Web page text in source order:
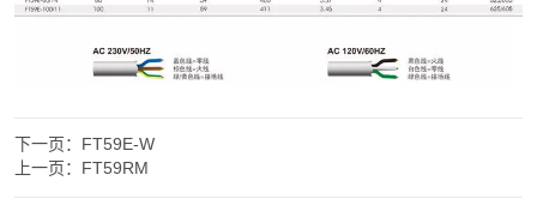
下一页： FT59E-W
上一页： FT59RM